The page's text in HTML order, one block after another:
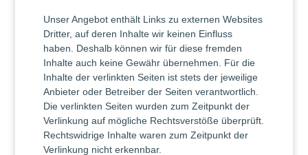
Unser Angebot enthält Links zu externen Websites
Dritter, auf deren Inhalte wir keinen Einfluss
haben. Deshalb können wir für diese fremden
Inhalte auch keine Gewähr übernehmen. Für die
Inhalte der verlinkten Seiten ist stets der jeweilige
Anbieter oder Betreiber der Seiten verantwortlich.
Die verlinkten Seiten wurden zum Zeitpunkt der
Verlinkung auf mögliche Rechtsverstöße überprüft.
Rechtswidrige Inhalte waren zum Zeitpunkt der
Verlinkung nicht erkennbar.